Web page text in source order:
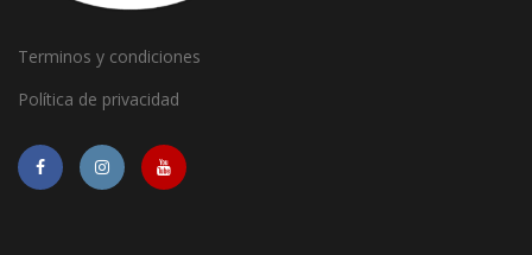
Terminos y condiciones
Política de privacidad